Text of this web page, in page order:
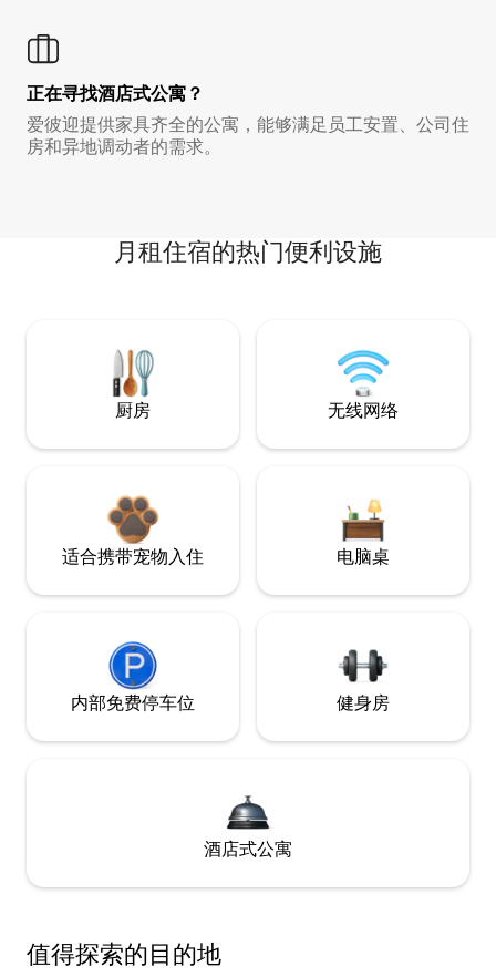
正在寻找酒店式公寓？
爱彼迎提供家具齐全的公寓，能够满足员工安置、公司住
房和异地调动者的需求。
月租住宿的热门便利设施
厨房 无线网络
适合携带宠物入住 电脑桌
内部免费停车位 健身房
酒店式公寓
值得探索的目的地